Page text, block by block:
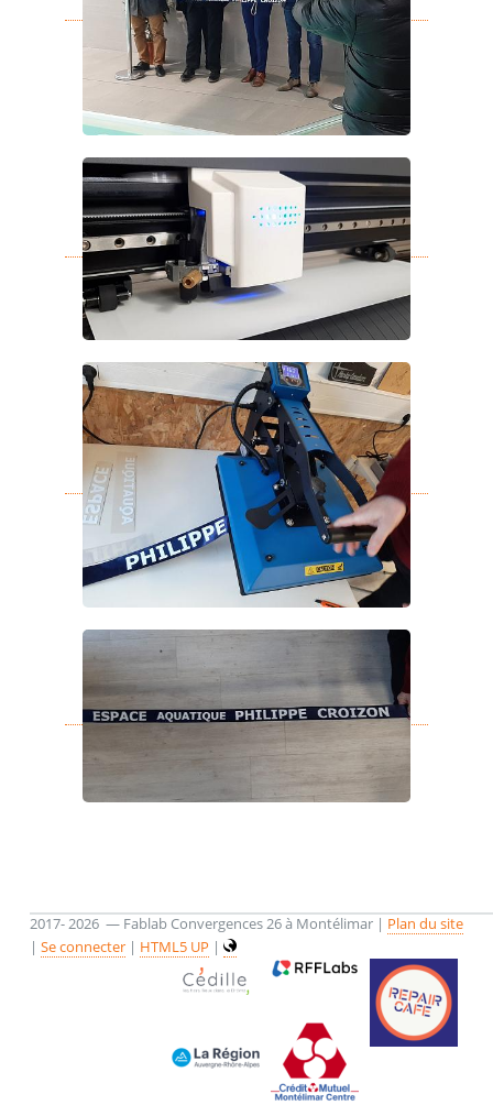
2017- 2026 — Fablab Convergences 26 à Montélimar | Plan du site
| Se connecter| HTML5 UP |